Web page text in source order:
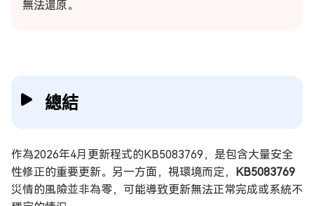
無法還原。
總結
作為2026年4月更新程式的KB5083769，是包含大量安全
性修正的重要更新。另一方面，視環境而定，
KB5083769
災情的風險並非為零，可能導致更新無法正常完成或系統不